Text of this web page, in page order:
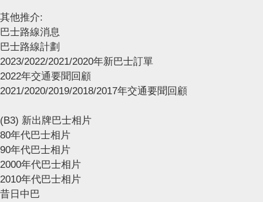
其他推介:
巴士路線消息
巴士路線計劃
2023/2022/2021/2020年新巴士訂單
2022年交通要聞回顧
2021/2020/2019/2018/2017年交通要聞回顧
(B3) 新出牌巴士相片
80年代巴士相片
90年代巴士相片
2000年代巴士相片
2010年代巴士相片
昔日中巴